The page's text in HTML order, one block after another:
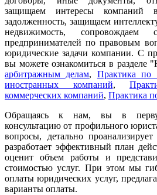
защищаем интересы компаний
задолженность, защищаем
недвижимость, сопровождаем
предпринимателей по правовым
юридические задачи компании. С
вы можете ознакомиться в
арбитражным делам, Практика по
иностранных компаний,
коммерческих компаний, Практика
Обращаясь к нам, вы в
консультацию от профильного
вопросы, детально
разработает эффективный план
оценит объем работы и
стоимостью услуг. При этом мы
оплаты юридических услуг,
варианты оплаты.